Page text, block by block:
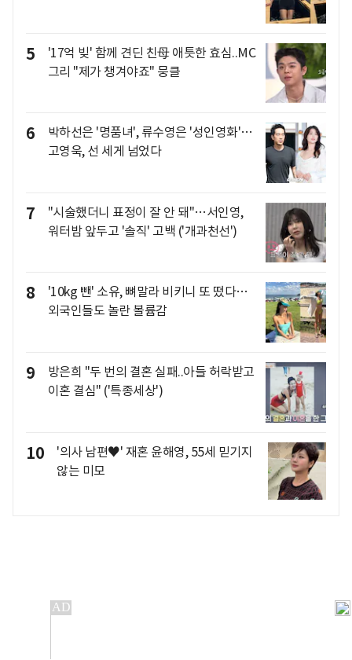
5
'17억 빚' 함께 견딘 친母 애틋한 효심..MC
그리 "제가 챙겨야죠" 뭉클
6
박하선은 '명품녀', 류수영은 '성인영화'…
고영욱, 선 세게 넘었다
7
"시술했더니 표정이 잘 안 돼"…서인영,
워터밤 앞두고 '솔직' 고백 ('개과천선')
8
'10kg 뺀' 소유, 뼈말라 비키니 또 떴다…
외국인들도 놀란 볼륨감
9
방은희 "두 번의 결혼 실패..아들 허락받고
이혼 결심" ('특종세상')
10
'의사 남편♥' 재혼 윤해영, 55세 믿기지
않는 미모